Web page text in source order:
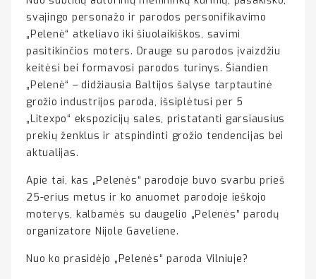
svajingo personažo ir parodos personifikavimo
„Pelenė“ atkeliavo iki šiuolaikiškos, savimi
pasitikinčios moters. Drauge su parodos įvaizdžiu
keitėsi bei formavosi parodos turinys. Šiandien
„Pelenė“ – didžiausia Baltijos šalyse tarptautinė
grožio industrijos paroda, išsiplėtusi per 5
„Litexpo“ ekspozicijų sales, pristatanti garsiausius
prekių ženklus ir atspindinti grožio tendencijas bei
aktualijas.
Apie tai, kas „Pelenės“ parodoje buvo svarbu prieš
25-erius metus ir ko anuomet parodoje ieškojo
moterys, kalbamės su daugelio „Pelenės” parodų
organizatore Nijole Gaveliene.
Nuo ko prasidėjo „Pelenės“ paroda Vilniuje?